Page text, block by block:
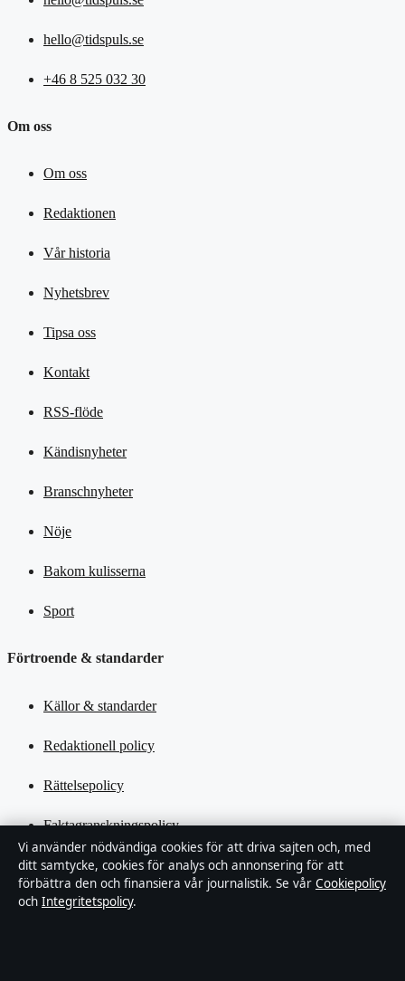
hello@tidspuls.se
+46 8 525 032 30
Om oss
Om oss
Redaktionen
Vår historia
Nyhetsbrev
Tipsa oss
Kontakt
RSS-flöde
Kändisnyheter
Branschnyheter
Nöje
Bakom kulisserna
Sport
Förtroende & standarder
Källor & standarder
Redaktionell policy
Rättelsepolicy
Faktagranskningspolicy
Ägande & finansiering
Integritetspolicy
Vi använder nödvändiga cookies för att driva sajten och, med
ditt samtycke, cookies för analys och annonsering för att
förbättra den och finansiera vår journalistik. Se vår Cookiepolicy
och Integritetspolicy.